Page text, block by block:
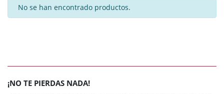
No se han encontrado productos.
¡NO TE PIERDAS NADA!